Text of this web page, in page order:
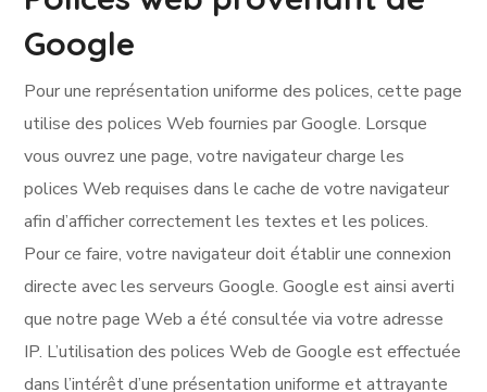
Google
Pour une représentation uniforme des polices, cette page
utilise des polices Web fournies par Google. Lorsque
vous ouvrez une page, votre navigateur charge les
polices Web requises dans le cache de votre navigateur
afin d’afficher correctement les textes et les polices.
Pour ce faire, votre navigateur doit établir une connexion
directe avec les serveurs Google. Google est ainsi averti
que notre page Web a été consultée via votre adresse
IP. L’utilisation des polices Web de Google est effectuée
dans l’intérêt d’une présentation uniforme et attrayante